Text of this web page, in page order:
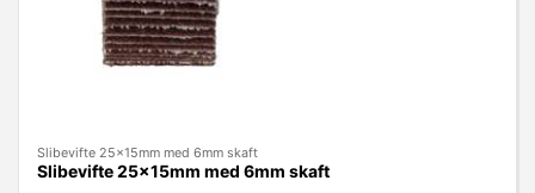
Slibevifte 25x15mm med 6mm skaft
Slibevifte 25x15mm med 6mm skaft